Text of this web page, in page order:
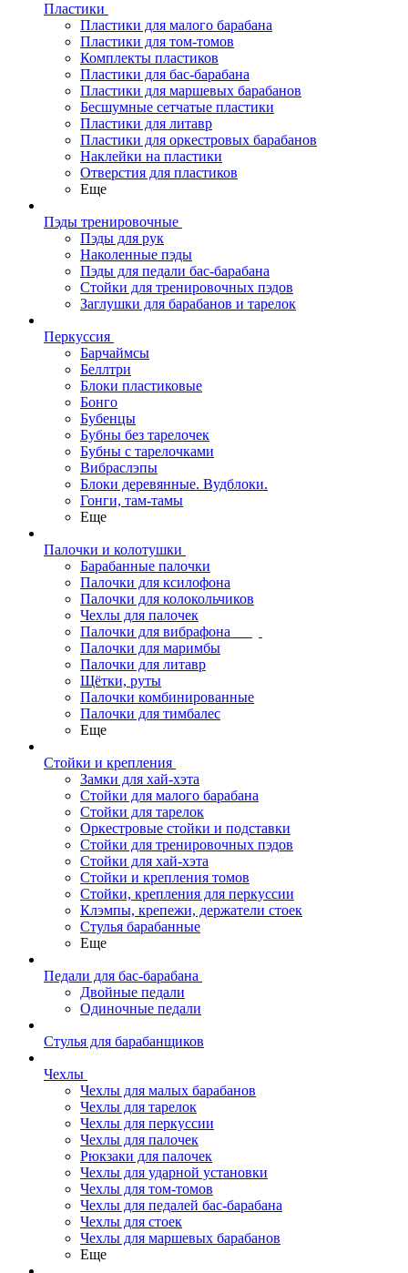
Пластики
Пластики для малого барабана
Пластики для том-томов
Комплекты пластиков
Пластики для бас-барабана
Пластики для маршевых барабанов
Бесшумные сетчатые пластики
Пластики для литавр
Пластики для оркестровых барабанов
Наклейки на пластики
Отверстия для пластиков
Еще
Пэды тренировочные
Пэды для рук
Наколенные пэды
Пэды для педали бас-барабана
Стойки для тренировочных пэдов
Заглушки для барабанов и тарелок
Перкуссия
Барчаймсы
Беллтри
Блоки пластиковые
Бонго
Бубенцы
Бубны без тарелочек
Бубны с тарелочками
Вибраслэпы
Блоки деревянные. Вудблоки.
Гонги, там-тамы
Еще
Палочки и колотушки
Барабанные палочки
Палочки для ксилофона
Палочки для колокольчиков
Чехлы для палочек
Палочки для вибрафона
Палочки для маримбы
Палочки для литавр
Щётки, руты
Палочки комбинированные
Палочки для тимбалес
Еще
Стойки и крепления
Замки для хай-хэта
Стойки для малого барабана
Стойки для тарелок
Оркестровые стойки и подставки
Стойки для тренировочных пэдов
Стойки для хай-хэта
Стойки и крепления томов
Стойки, крепления для перкуссии
Клэмпы, крепежи, держатели стоек
Стулья барабанные
Еще
Педали для бас-барабана
Двойные педали
Одиночные педали
Стулья для барабанщиков
Чехлы
Чехлы для малых барабанов
Чехлы для тарелок
Чехлы для перкуссии
Чехлы для палочек
Рюкзаки для палочек
Чехлы для ударной установки
Чехлы для том-томов
Чехлы для педалей бас-барабана
Чехлы для стоек
Чехлы для маршевых барабанов
Еще